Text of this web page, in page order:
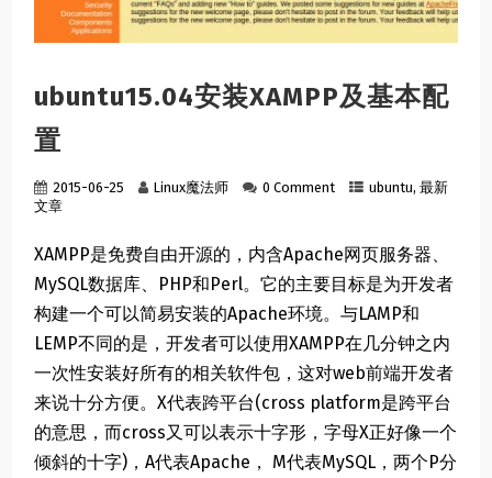
ubuntu15.04安装XAMPP及基本配
置
2015-06-25 Linux魔法师 0 Comment ubuntu,最新
文章
XAMPP是免费自由开源的，内含Apache网页服务器、
MySQL数据库、PHP和Perl。它的主要目标是为开发者
构建一个可以简易安装的Apache环境。与LAMP和
LEMP不同的是，开发者可以使用XAMPP在几分钟之内
一次性安装好所有的相关软件包，这对web前端开发者
来说十分方便。X代表跨平台(cross platform是跨平台
的意思，而cross又可以表示十字形，字母X正好像一个
倾斜的十字)，A代表Apache， M代表MySQL，两个P分